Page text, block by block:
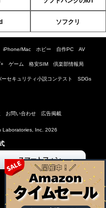
ソフクリ
iPhone/Mac ホビー 自作PC AV
ゲーム 格安SIM 倶楽部情報局
ーセキュリティ小説コンテスト SDGs
お問い合わせ 広告掲載
Laboratories, Inc. 2026
スマートフォン